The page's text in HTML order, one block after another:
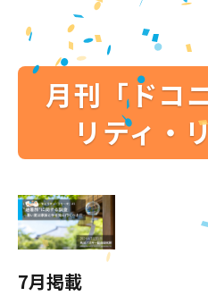
月刊「ドコ
リティ・
7月掲載